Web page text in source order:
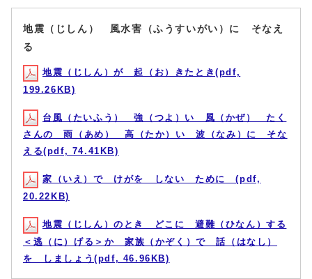
地震（じしん） 風水害（ふうすいがい）に そなえ
る
地震（じしん）が 起（お）きたとき(pdf,
199.26KB)
台風（たいふう） 強（つよ）い 風（かぜ） たく
さんの 雨（あめ） 高（たか）い 波（なみ）に そな
える(pdf, 74.41KB)
家（いえ）で けがを しない ために (pdf,
20.22KB)
地震（じしん）のとき どこに 避難（ひなん）する
＜逃（に）げる＞か 家族（かぞく）で 話（はなし）
を しましょう(pdf, 46.96KB)